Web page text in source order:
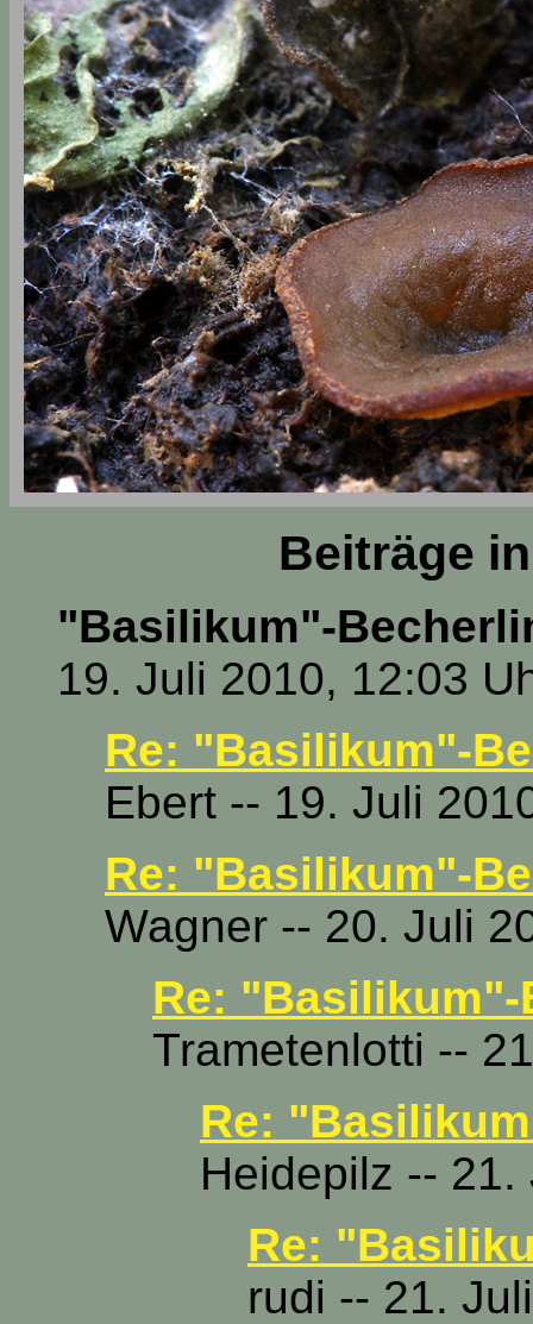
Beiträge
"Basilikum"-
19. Juli 2010, 12:03
Re: "Basilikum"-
Ebert -- 19. Juli
Re: "Basilikum"-
Wagner -- 20. Juli
Re: "Basilikum"-
Trametenlotti --
Re:
Heidepilz --
Re:
rudi -- 21.